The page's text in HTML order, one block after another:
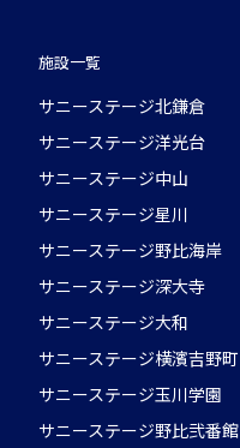
施設一覧
サニーステージ北鎌倉
サニーステージ洋光台
サニーステージ中山
サニーステージ星川
サニーステージ野比海岸
サニーステージ深大寺
サニーステージ大和
サニーステージ横濱吉野町
サニーステージ玉川学園
サニーステージ野比弐番館